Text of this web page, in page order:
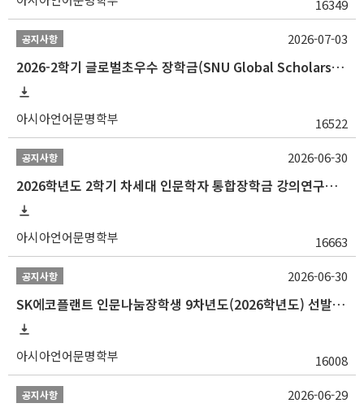
16349
공지사항
2026-2학기 글로벌초우수 장학금(SNU Global Scholarship, GS) 신청 안내(~7/12 23:00)
아시아언어문명학부 16522
2026-07-03
공지사항
2026학년도 2학기 차세대 인문학자 통합장학금 강의연구조교 선발 안내(~7/8)
아시아언어문명학부 16663
2026-06-30
공지사항
SK에코플랜트 인문나눔장학생 9차년도(2026학년도) 선발 안내(~7/20)
아시아언어문명학부 16008
2026-06-30
공지사항 2026-06-29